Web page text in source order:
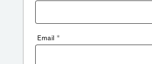
Email *